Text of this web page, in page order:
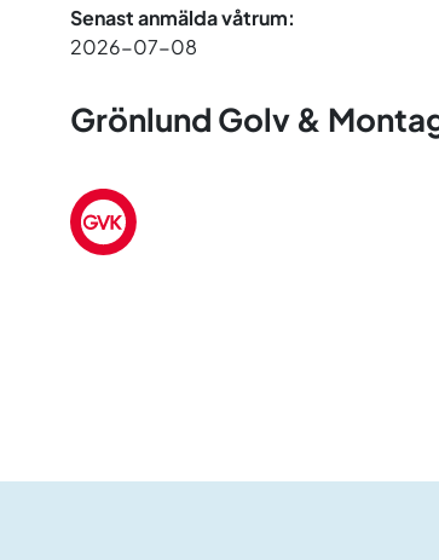
Senast anmälda våtrum:
2026-07-08
Grönlund Golv &